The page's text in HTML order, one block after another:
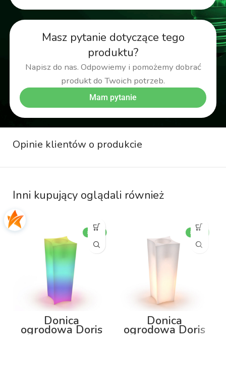
Masz pytanie dotyczące tego
produktu?
Napisz do nas. Odpowiemy i pomożemy dobrać
produkt do Twoich potrzeb.
Mam pytanie
Opinie klientów o produkcie
Inni kupujący oglądali również
Donica
ogrodowa Doris
Donica
ogrodowa Doris